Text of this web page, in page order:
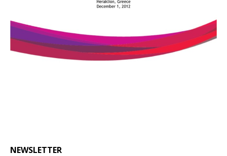
NEWSLETTER